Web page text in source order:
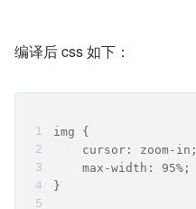
编译后 css 如下：
img {
    cursor: zoom-in;
    max-width: 95%;
}